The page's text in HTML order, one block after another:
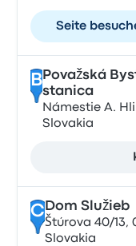
Seite
B Považská
stanica
Námestie A.
Slovakia
CDom Služieb
Štúrova 40/13,
Slovakia